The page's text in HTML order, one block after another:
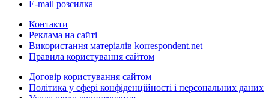
E-mail розсилка
Контакти
Реклама на сайті
Використання матеріалів korrespondent.net
Правила користування сайтом
Договір користування сайтом
Політика у сфері конфіденційності і персональних даних